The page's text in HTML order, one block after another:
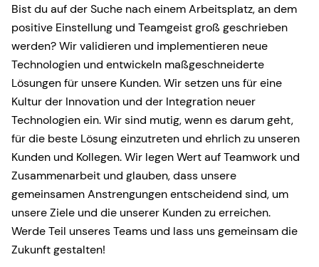
Bist du auf der Suche nach einem Arbeitsplatz, an dem
positive Einstellung und Teamgeist groß geschrieben
werden? Wir validieren und implementieren neue
Technologien und entwickeln maßgeschneiderte
Lösungen für unsere Kunden. Wir setzen uns für eine
Kultur der Innovation und der Integration neuer
Technologien ein. Wir sind mutig, wenn es darum geht,
für die beste Lösung einzutreten und ehrlich zu unseren
Kunden und Kollegen. Wir legen Wert auf Teamwork und
Zusammenarbeit und glauben, dass unsere
gemeinsamen Anstrengungen entscheidend sind, um
unsere Ziele und die unserer Kunden zu erreichen.
Werde Teil unseres Teams und lass uns gemeinsam die
Zukunft gestalten!